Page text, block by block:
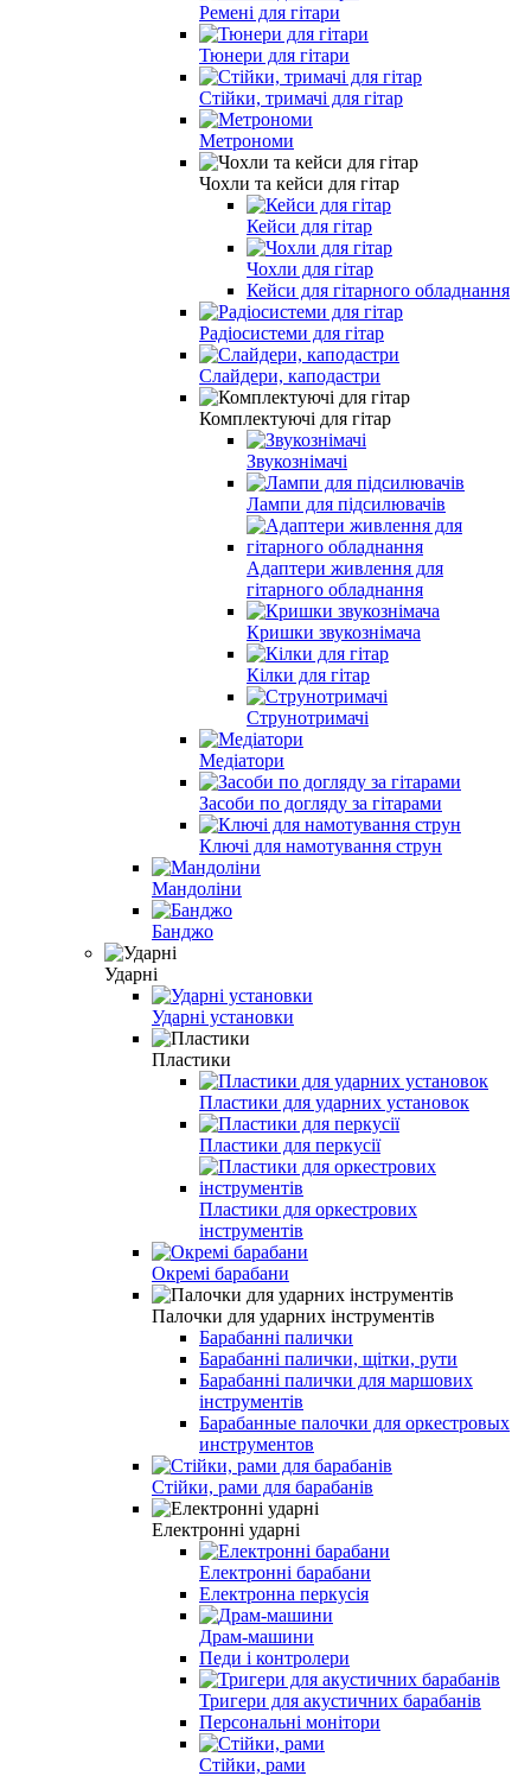
Ремені для гітари
Тюнери для гітари
Стійки, тримачі для гітар
Метрономи
Чохли та кейси для гітар
Кейси для гітар
Чохли для гітар
Кейси для гітарного обладнання
Радіосистеми для гітар
Слайдери, каподастри
Комплектуючі для гітар
Звукознімачі
Лампи для підсилювачів
Адаптери живлення для
гітарного обладнання
Кришки звукознімача
Кілки для гітар
Струнотримачі
Медіатори
Засоби по догляду за гітарами
Ключі для намотування струн
Мандоліни
Банджо
Ударні
Ударні установки
Пластики
Пластики для ударних установок
Пластики для перкусії
Пластики для оркестрових
інструментів
Окремі барабани
Палочки для ударних інструментів
Барабанні палички
Барабанні палички, щітки, рути
Барабанні палички для маршових
інструментів
Барабанные палочки для оркестровых
инструментов
Стійки, рами для барабанів
Електронні ударні
Електронні барабани
Електронна перкусія
Драм-машини
Педи і контролери
Тригери для акустичних барабанів
Персональні монітори
Стійки, рами